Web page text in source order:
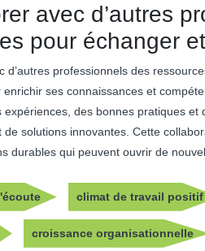
avec d’autres
pour échanger
d’autres professionnels des
enrichir ses connaissances et
expériences, des bonnes pratiques
de solutions innovantes. Cette
durables qui peuvent ouvrir de
climat de travail positif
croissance organisationnelle